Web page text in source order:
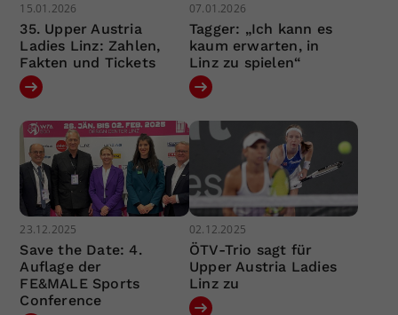
15.01.2026
35. Upper Austria
Ladies Linz: Zahlen,
Fakten und Tickets
07.01.2026
Tagger: „Ich kann es
kaum erwarten, in
Linz zu spielen“
23.12.2025
Save the Date: 4.
Auflage der
FE&MALE Sports
Conference
02.12.2025
ÖTV-Trio sagt für
Upper Austria Ladies
Linz zu